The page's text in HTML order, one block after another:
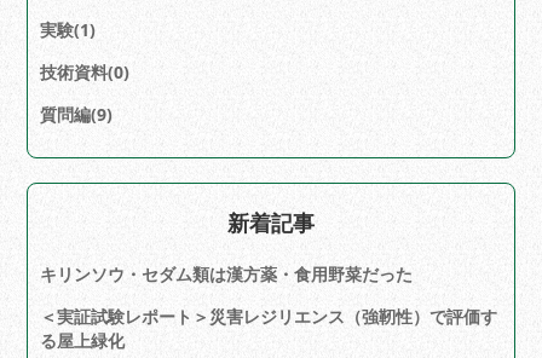
実験(1)
技術資料(0)
質問編(9)
新着記事
キリンソウ・セダム類は漢方薬・食用野菜だった
＜実証試験レポート＞災害レジリエンス（強靭性）で評価す
る屋上緑化